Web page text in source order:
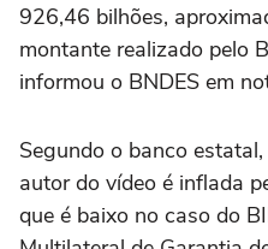
926,46 bilhões,
montante realizado pelo
informou o BNDES em
Segundo o banco
autor do vídeo é inflada
que é baixo no caso do